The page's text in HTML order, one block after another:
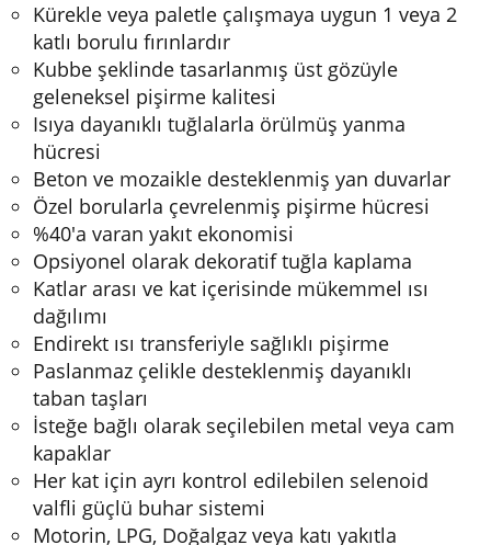
Kürekle veya paletle çalışmaya uygun 1 veya 2
katlı borulu fırınlardır
Kubbe şeklinde tasarlanmış üst gözüyle
geleneksel pişirme kalitesi
Isıya dayanıklı tuğlalarla örülmüş yanma
hücresi
Beton ve mozaikle desteklenmiş yan duvarlar
Özel borularla çevrelenmiş pişirme hücresi
%40'a varan yakıt ekonomisi
Opsiyonel olarak dekoratif tuğla kaplama
Katlar arası ve kat içerisinde mükemmel ısı
dağılımı
Endirekt ısı transferiyle sağlıklı pişirme
Paslanmaz çelikle desteklenmiş dayanıklı
taban taşları
İsteğe bağlı olarak seçilebilen metal veya cam
kapaklar
Her kat için ayrı kontrol edilebilen selenoid
valfli güçlü buhar sistemi
Motorin, LPG, Doğalgaz veya katı yakıtla